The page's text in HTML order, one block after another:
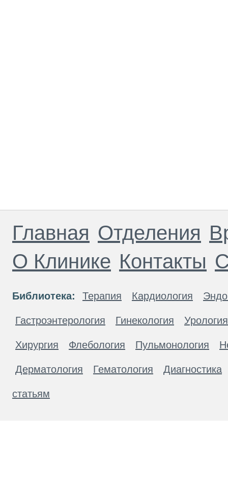
Главная Отделения
О Клинике Контакты
Библиотека: Терапия Кардиология
Гастроэнтерология Гинекология Урология
Хирургия Флебология Пульмонология
Дерматология Гематология Диагностика
статьям